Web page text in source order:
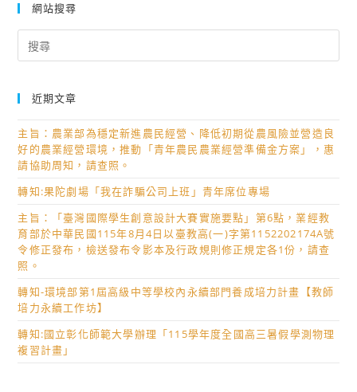
網站搜尋
for:
近期文章
主旨：農業部為穩定新進農民經營、降低初期從農風險並營造良
好的農業經營環境，推動「青年農民農業經營準備金方案」，惠
請協助周知，請查照。
轉知:果陀劇場「我在詐騙公司上班」青年席位專場
主旨：「臺灣國際學生創意設計大賽實施要點」第6點，業經教
育部於中華民國115年8月4日以臺教高(一)字第1152202174A號
令修正發布，檢送發布令影本及行政規則修正規定各1份，請查
照。
轉知-環境部第1屆高級中等學校內永續部門養成培力計畫【教師
培力永續工作坊】
轉知:國立彰化師範大學辦理「115學年度全國高三暑假學測物理
複習計畫」